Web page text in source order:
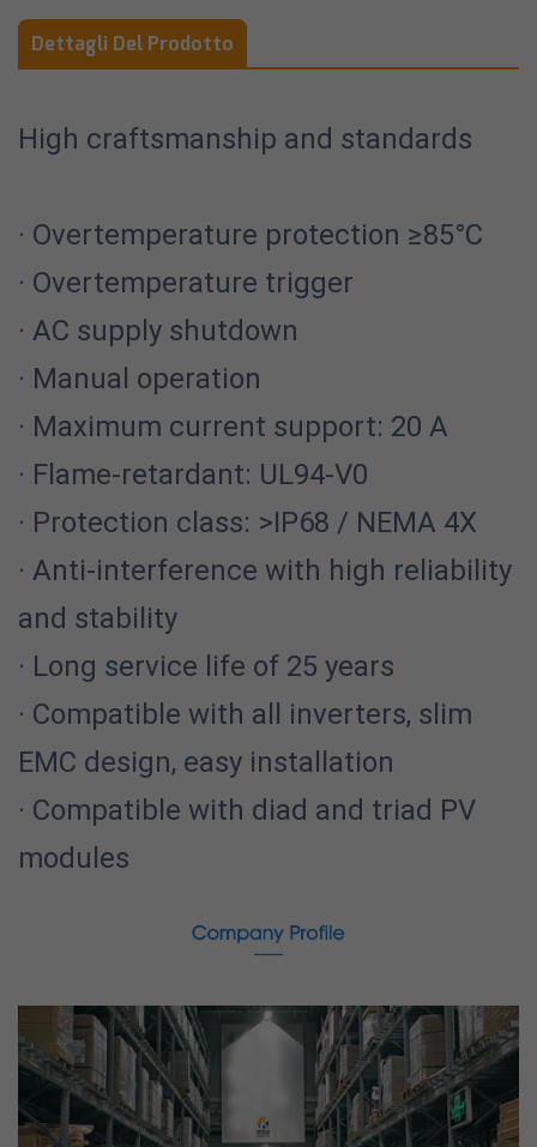
Dettagli Del Prodotto
High craftsmanship and standards
· Overtemperature protection ≥85°C
· Overtemperature trigger
· AC supply shutdown
· Manual operation
· Maximum current support: 20 A
· Flame-retardant: UL94-V0
· Protection class: >IP68 / NEMA 4X
· Anti-interference with high reliability
and stability
· Long service life of 25 years
· Compatible with all inverters, slim
EMC design, easy installation
· Compatible with diad and triad PV
modules